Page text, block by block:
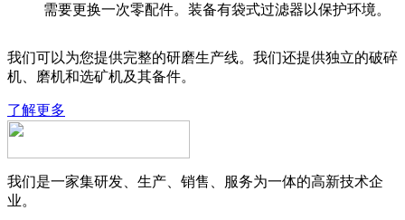
需要更换一次零配件。装备有袋式过滤器以保护环境。
我们可以为您提供完整的研磨生产线。我们还提供独立的破碎
机、磨机和选矿机及其备件。
了解更多
我们是一家集研发、生产、销售、服务为一体的高新技术企
业。